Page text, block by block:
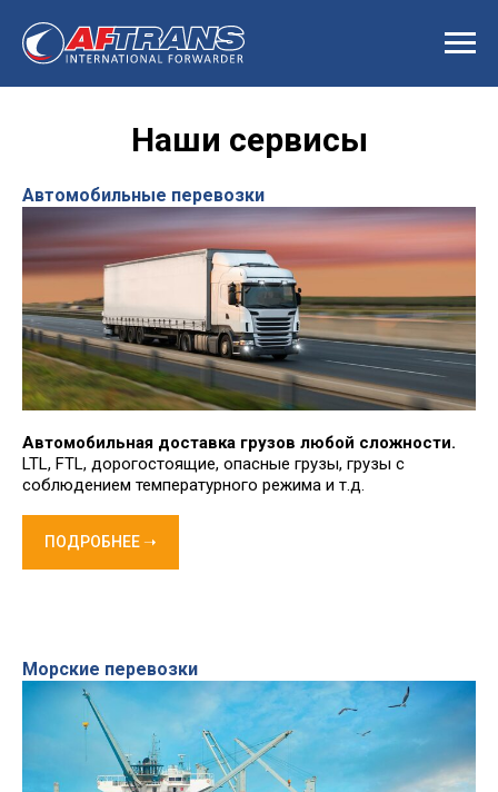
Наши сервисы
Автомобильные перевозки
Автомобильная доставка грузов любой сложности.
LTL, FTL, дорогостоящие, опасные грузы, грузы с
соблюдением температурного режима и т.д.
ПОДРОБНЕЕ ➝
Морские перевозки